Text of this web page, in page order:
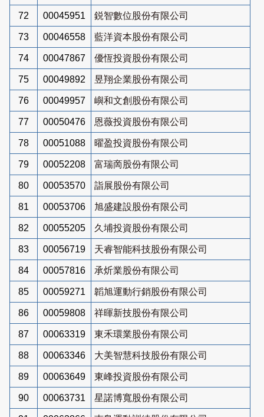
72 00045951 鋭智數位股份有限公司
73 00046558 藍洋資本股份有限公司
74 00047867 優恆投資股份有限公司
75 00049892 昱翔企業股份有限公司
76 00049957 嶼和文創股份有限公司
77 00050476 恩薇投資股份有限公司
78 00051088 曜盈投資股份有限公司
79 00052208 富瑞啇股份有限公司
80 00053570 詣展股份有限公司
81 00053706 旭盛建設股份有限公司
82 00055205 久埔投資股份有限公司
83 00056719 天睿智能科技股份有限公司
84 00057816 承炘業股份有限公司
85 00059271 韜旭運動行銷股份有限公司
86 00059808 祥暉新技股份有限公司
87 00063319 東禾環業股份有限公司
88 00063346 大美智慧科技股份有限公司
89 00063649 東峰投資股份有限公司
90 00063731 星諾博寬股份有限公司